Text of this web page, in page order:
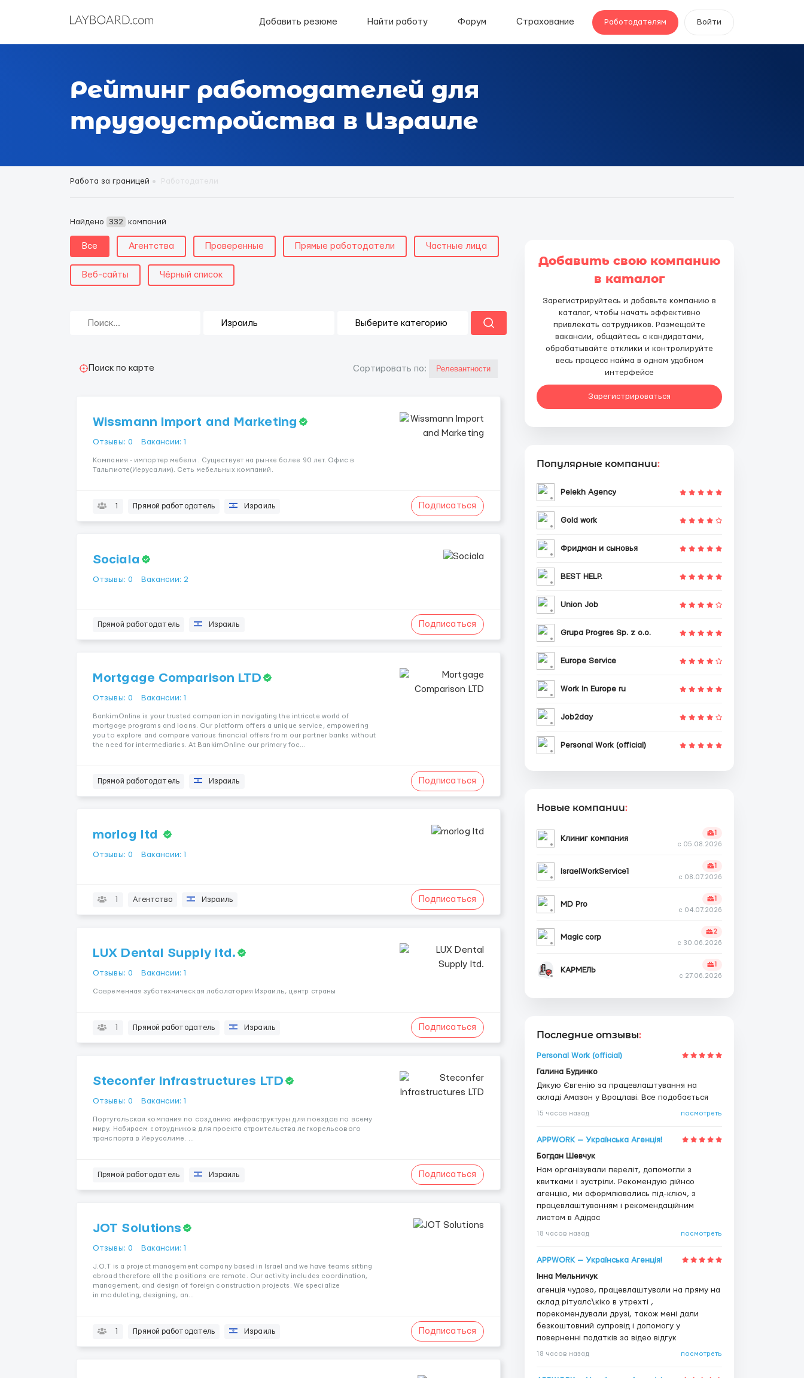
Добавить резюме Найти работу Форум Страхование Работодателям Войти
Рейтинг работодателей для
трудоустройства в Израиле
Работа за границей
Найдено 332 компаний
Все Агентства Проверенные Прямые работодатели Частные лица
Веб-сайты Чёрный список
Поиск по карте Cортировать по:
Wissmann Import and Marketing
Отзывы: 0 Вакансии: 1
Компания - импортер мебели . Существует на рынке более 90 лет. Офис в
Тальпиоте(Иерусалим). Сеть мебельных компаний.
1 Прямой работодатель Израиль Подписаться
Sociala
Отзывы: 0 Вакансии: 2
Прямой работодатель Израиль Подписаться
Mortgage Comparison LTD
Отзывы: 0 Вакансии: 1
BankimOnline is your trusted companion in navigating the intricate world of
mortgage programs and loans. Our platform offers a unique service, empowering
you to explore and compare various financial offers from our partner banks without
the need for intermediaries. At BankimOnline our primary foc...
Прямой работодатель Израиль Подписаться
morlog ltd
Отзывы: 0 Вакансии: 1
1 Агентство Израиль Подписаться
LUX Dental Supply ltd.
Отзывы: 0 Вакансии: 1
Современная зуботехническая лаболатория Израиль, центр страны
1 Прямой работодатель Израиль Подписаться
Steconfer Infrastructures LTD
Отзывы: 0 Вакансии: 1
Португальская компания по созданию инфраструктуры для поездов по всему
миру. Набираем сотрудников для проекта строительства легкорельсового
транспорта в Иерусалиме. ...
Прямой работодатель Израиль Подписаться
JOT Solutions
Отзывы: 0 Вакансии: 1
J.O.T is a project management company based in Israel and we have teams sitting
abroad therefore all the positions are remote. Our activity includes coordination,
management, and design of foreign construction projects. We specialize
in modulating, designing, an...
1 Прямой работодатель Израиль Подписаться
Добавить свою компанию
в каталог
Зарегистрируйтесь и добавьте компанию в
каталог, чтобы начать эффективно
привлекать сотрудников. Размещайте
вакансии, общайтесь с кандидатами,
обрабатывайте отклики и контролируйте
весь процесс найма в одном удобном
интерфейсе
Зарегистрироваться
Популярные компании:
Pelekh Agency
Gold work
Фридман и сыновья
BEST HELP.
Union Job
Grupa Progres Sp. z o.o.
Europe Service
Work In Europe ru
Job2day
Personal Work (official)
Новые компании:
Клиниг компания
1
с 05.08.2026
IsraelWorkService1
1
с 08.07.2026
MD Pro
1
с 04.07.2026
Magic corp
2
с 30.06.2026
КАРМЕЛЬ
1
с 27.06.2026
Последние отзывы:
Personal Work (official)
Галина Будинко
Дякую Євгенію за працевлаштування на
складі Амазон у Вроцлаві. Все подобається
15 часов назад посмотреть
APPWORK — Українська Агенція!
Богдан Шевчук
Нам організували переліт, допомогли з
квитками і зустріли. Рекомендую дійнсо
агенцію, ми оформлювались під-ключ, з
працевлаштуванням і рекомендаційним
листом в Адідас
18 часов назад посмотреть
APPWORK — Українська Агенція!
Інна Мельничук
агенція чудово, працевлаштували на пряму на
склад рітуалс\кіко в утрехті ,
порекомендували друзі, також мені дали
безкоштовний супровід і допомогу у
поверненні податків за відео відгук
18 часов назад посмотреть